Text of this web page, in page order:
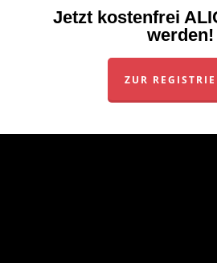
Jetzt kostenfrei
werden!
ZUR